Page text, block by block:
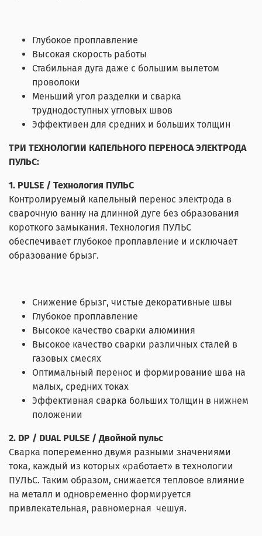
Глубокое проплавление
Высокая скорость работы
Стабильная дуга даже с большим вылетом
проволоки
Меньший угол разделки и сварка
труднодоступных угловых швов
Эффективен для средних и больших толщин
ТРИ ТЕХНОЛОГИИ КАПЕЛЬНОГО ПЕРЕНОСА ЭЛЕКТРОДА
ПУЛЬС:
1. PULSE / Технология ПУЛЬС
Контролируемый капельный перенос электрода в
сварочную ванну на длинной дуге без образования
короткого замыкания. Технология ПУЛЬС
обеспечивает глубокое проплавление и исключает
образование брызг.
Снижение брызг, чистые декоративные швы
Глубокое проплавление
Высокое качество сварки алюминия
Высокое качество сварки различных сталей в
газовых смесях
Оптимальный перенос и формирование шва на
малых, средних токах
Эффективная сварка больших толщин в нижнем
положении
2. DP / DUAL PULSE / Двойной пульс
Сварка попеременно двумя разными значениями
тока, каждый из которых «работает» в технологии
ПУЛЬС. Таким образом, снижается тепловое влияние
на металл и одновременно формируется
привлекательная, равномерная чешуя.